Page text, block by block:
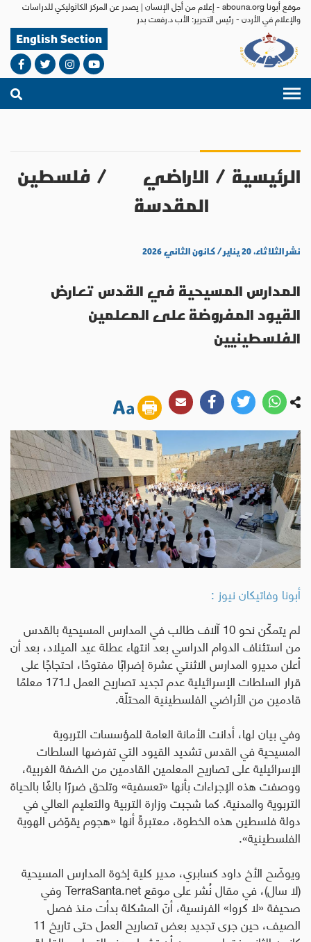
موقع أبونا abouna.org - إعلام من أجل الإنسان | يصدر عن المركز الكاثوليكي للدراسات
والإعلام في الأردن - رئيس التحرير: الأب د.رفعت بدر
English Section
الرئيسية / الاراضي
المقدسة
/ فلسطين
نشر الثلاثاء، ٢٠ يناير / كانون الثاني ٢٠٢٦
المدارس المسيحية في القدس تعارض
القيود المفروضة على المعلمين
الفلسطينيين
أبونا وفاتيكان نيوز :
لم يتمكّن نحو 10 آلاف طالب في المدارس المسيحية بالقدس
من استئناف الدوام الدراسي بعد انتهاء عطلة عيد الميلاد، بعد أن
أعلن مديرو المدارس الاثنتي عشرة إضرابًا مفتوحًا، احتجاجًا على
قرار السلطات الإسرائيلية عدم تجديد تصاريح العمل لـ171 معلمًا
قادمين من الأراضي الفلسطينية المحتلّة.
وفي بيان لها، أدانت الأمانة العامة للمؤسسات التربوية
المسيحية في القدس تشديد القيود التي تفرضها السلطات
الإسرائيلية على تصاريح المعلمين القادمين من الضفة الغربية،
ووصفت هذه الإجراءات بأنها «تعسفية» وتلحق ضررًا بالغًا بالحياة
التربوية والمدنية. كما شجبت وزارة التربية والتعليم العالي في
دولة فلسطين هذه الخطوة، معتبرةً أنها «هجوم يقوّض الهوية
الفلسطينية».
ويوضّح الأخ داود كسابري، مدير كلية إخوة المدارس المسيحية
(لا سال)، في مقال نُشر على موقعTerraSanta.netوفي
صحيفة «لا كروا» الفرنسية، أنّ المشكلة بدأت منذ فصل
الصيف، حين جرى تجديد بعض تصاريح العمل حتى تاريخ 11